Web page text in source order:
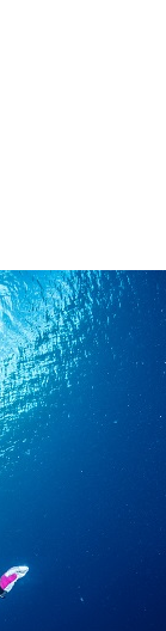
スイム開始可能
場合があります。
場合がありま
は、人が近く
止します。ク
よう努めます
多少の波やう
きるレベルに
のご返金には